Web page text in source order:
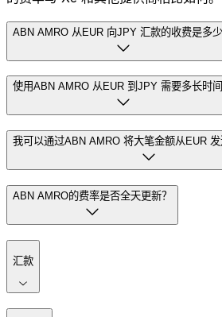
ABN AMRO 从EUR 向JPY 汇款的收费是多少
使用ABN AMRO 从EUR 到JPY 需要多长时间
我可以通过ABN AMRO 将大笔金额从EUR 发
ABN AMRO的费率是否全天更新？
汇款